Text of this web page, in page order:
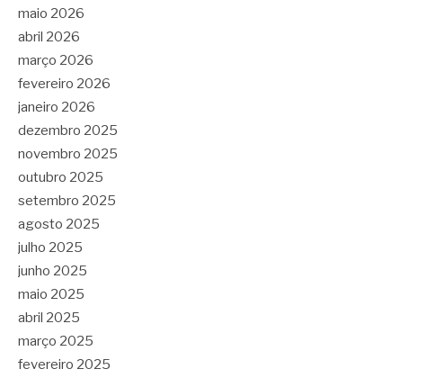
maio 2026
abril 2026
março 2026
fevereiro 2026
janeiro 2026
dezembro 2025
novembro 2025
outubro 2025
setembro 2025
agosto 2025
julho 2025
junho 2025
maio 2025
abril 2025
março 2025
fevereiro 2025